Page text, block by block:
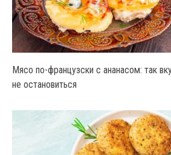
Мясо по-французски с ананасом: так
не остановиться